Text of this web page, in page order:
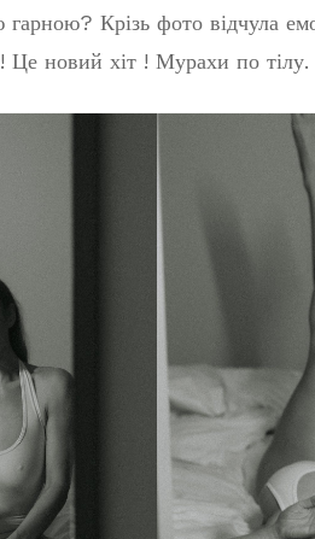
Крізь фото відчула
Це новий хіт ! Мурахи по